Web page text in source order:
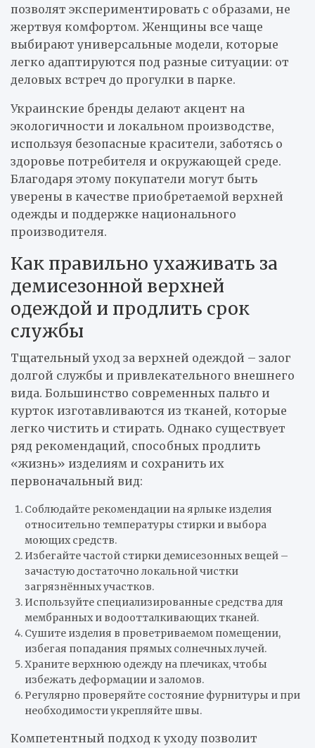
позволят экспериментировать с образами, не
жертвуя комфортом. Женщины все чаще
выбирают универсальные модели, которые
легко адаптируются под разные ситуации: от
деловых встреч до прогулки в парке.
Украинские бренды делают акцент на
экологичности и локальном производстве,
используя безопасные красители, заботясь о
здоровье потребителя и окружающей среде.
Благодаря этому покупатели могут быть
уверены в качестве приобретаемой верхней
одежды и поддержке национального
производителя.
Как правильно ухаживать за
демисезонной верхней
одеждой и продлить срок
службы
Тщательный уход за верхней одеждой – залог
долгой службы и привлекательного внешнего
вида. Большинство современных пальто и
курток изготавливаются из тканей, которые
легко чистить и стирать. Однако существует
ряд рекомендаций, способных продлить
«жизнь» изделиям и сохранить их
первоначальный вид:
Соблюдайте рекомендации на ярлыке изделия
относительно температуры стирки и выбора
моющих средств.
Избегайте частой стирки демисезонных вещей –
зачастую достаточно локальной чистки
загрязнённых участков.
Используйте специализированные средства для
мембранных и водоотталкивающих тканей.
Сушите изделия в проветриваемом помещении,
избегая попадания прямых солнечных лучей.
Храните верхнюю одежду на плечиках, чтобы
избежать деформации и заломов.
Регулярно проверяйте состояние фурнитуры и при
необходимости укрепляйте швы.
Компетентный подход к уходу позволит